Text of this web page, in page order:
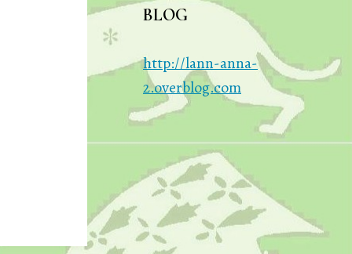
BLOG
http://lann-anna-
2.overblog.com